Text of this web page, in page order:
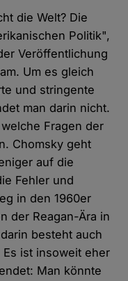
die Welt? Die
Politik",
Veröffentlichung
Um es gleich
und stringente
man darin nicht.
Fragen der
Chomsky geht
auf die
Fehler und
in den 1960er
der Reagan-Ära in
besteht auch
ist insoweit eher
Man könnte